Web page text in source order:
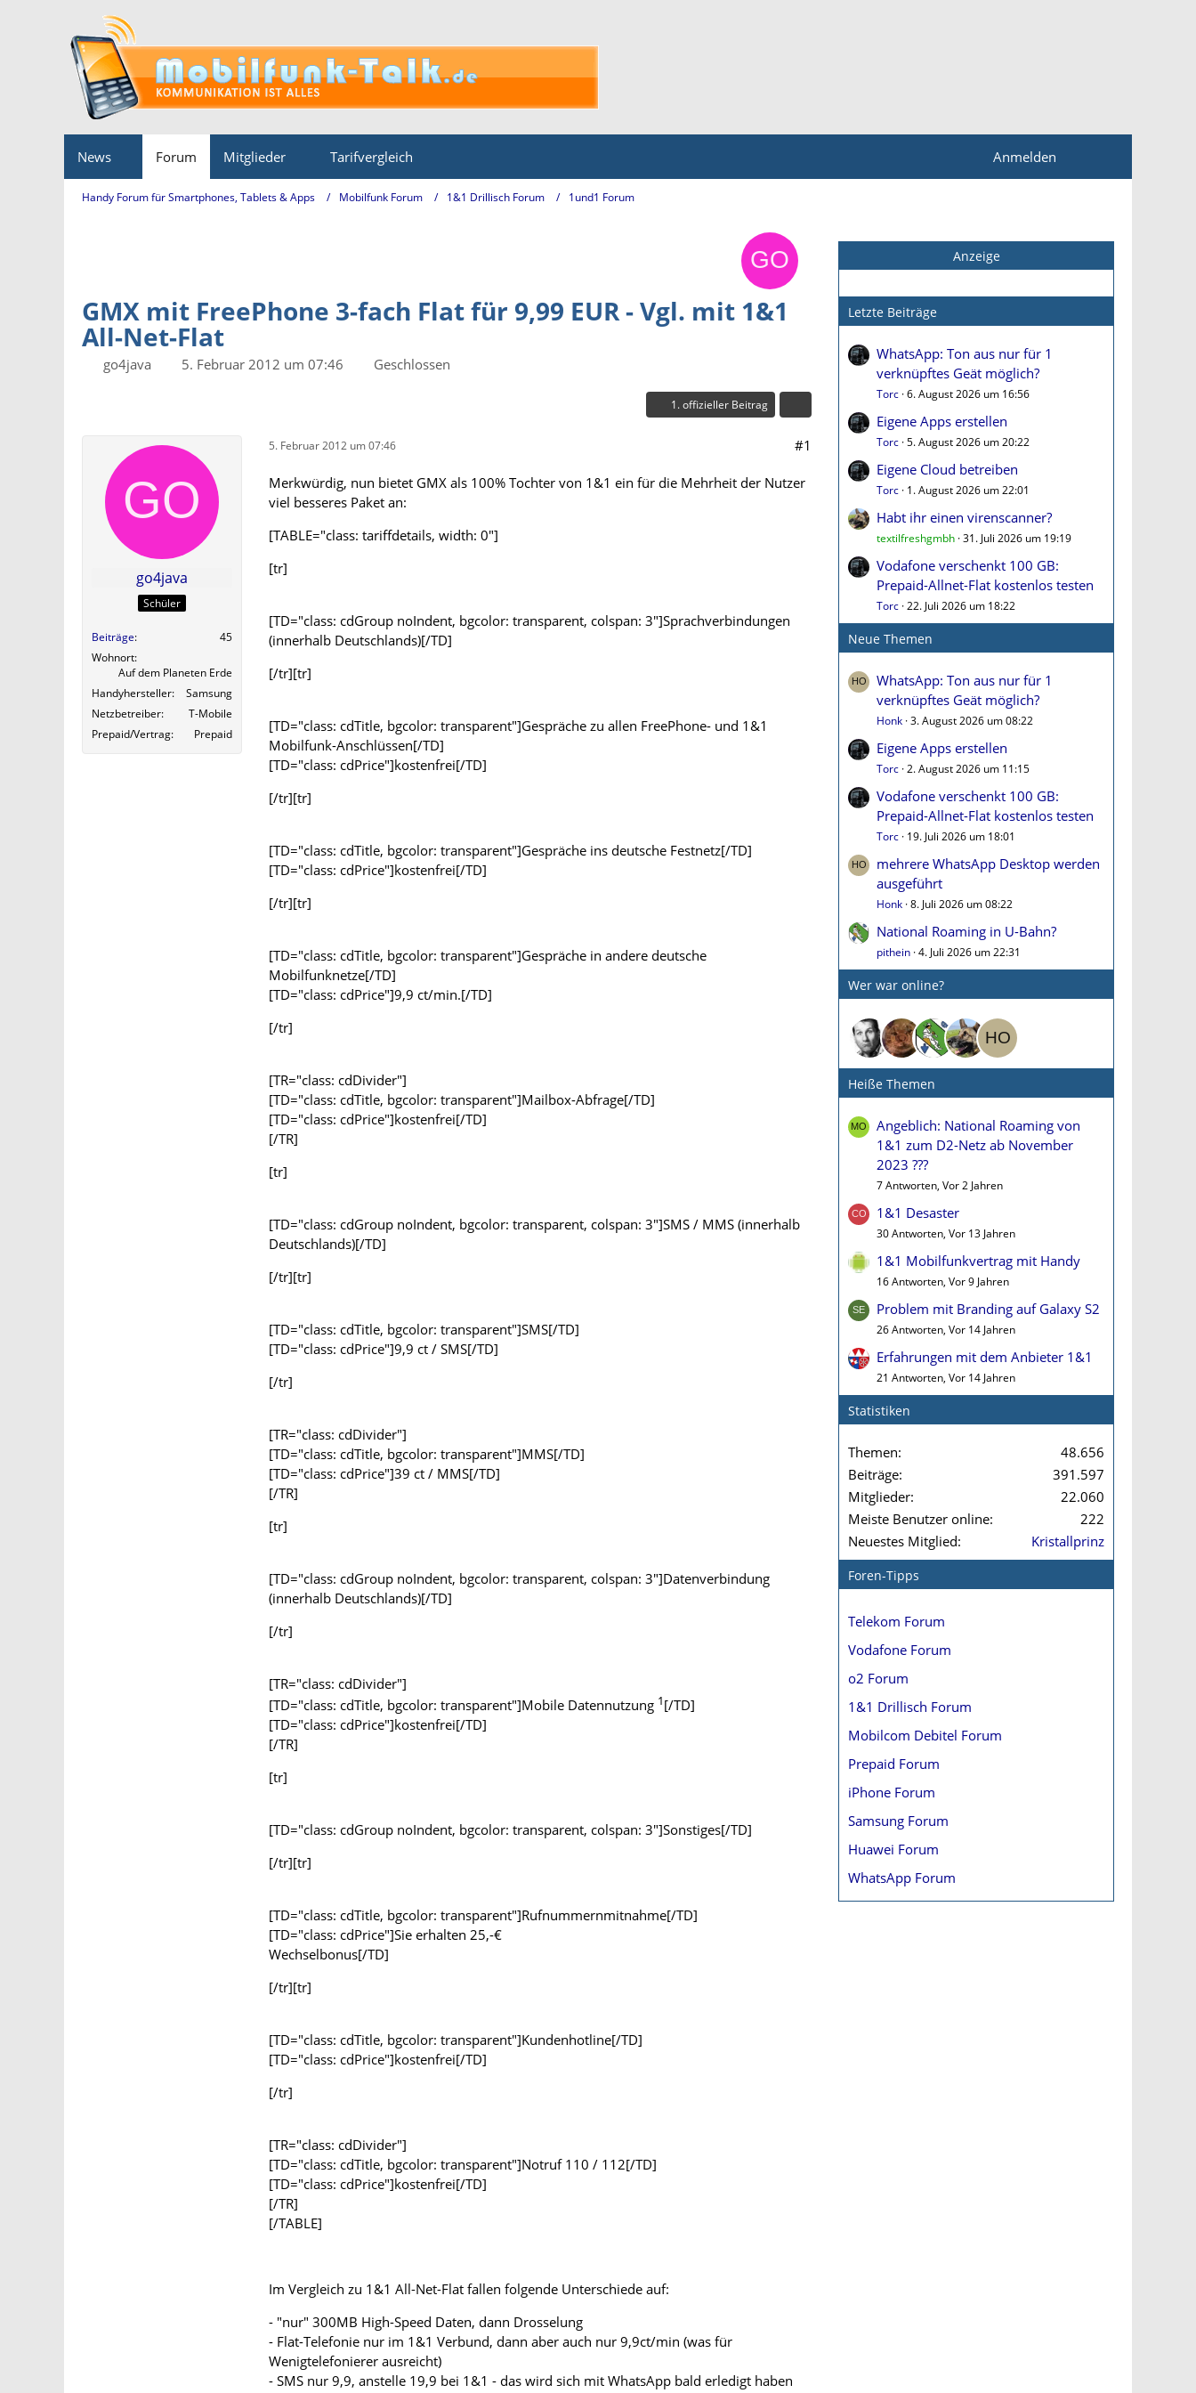
News Forum Mitglieder Tarifvergleich Anmelden
Handy Forum für Smartphones, Tablets & Apps Mobilfunk Forum 1&1 Drillisch Forum 1und1 Forum
GMX mit FreePhone 3-fach Flat für 9,99 EUR - Vgl. mit 1&1
All-Net-Flat
go4java 5. Februar 2012 um 07:46 Geschlossen
1. offizieller Beitrag
go4java
Schüler
Beiträge
45
Wohnort
Auf dem Planeten Erde
Handyhersteller
Samsung
Netzbetreiber
T-Mobile
Prepaid/Vertrag
Prepaid
5. Februar 2012 um 07:46 #1
Merkwürdig, nun bietet GMX als 100% Tochter von 1&1 ein für die Mehrheit der Nutzer
viel besseres Paket an:
[TABLE="class: tariffdetails, width: 0"]
[tr]
[TD="class: cdGroup noIndent, bgcolor: transparent, colspan: 3"]Sprachverbindungen
(innerhalb Deutschlands)[/TD]
[/tr][tr]
[TD="class: cdTitle, bgcolor: transparent"]Gespräche zu allen FreePhone- und 1&1
Mobilfunk-Anschlüssen[/TD]
[TD="class: cdPrice"]kostenfrei[/TD]
[/tr][tr]
[TD="class: cdTitle, bgcolor: transparent"]Gespräche ins deutsche Festnetz[/TD]
[TD="class: cdPrice"]kostenfrei[/TD]
[/tr][tr]
[TD="class: cdTitle, bgcolor: transparent"]Gespräche in andere deutsche
Mobilfunknetze[/TD]
[TD="class: cdPrice"]9,9 ct/min.[/TD]
[/tr]
[TR="class: cdDivider"]
[TD="class: cdTitle, bgcolor: transparent"]Mailbox-Abfrage[/TD]
[TD="class: cdPrice"]kostenfrei[/TD]
[/TR]
[tr]
[TD="class: cdGroup noIndent, bgcolor: transparent, colspan: 3"]SMS / MMS (innerhalb
Deutschlands)[/TD]
[/tr][tr]
[TD="class: cdTitle, bgcolor: transparent"]SMS[/TD]
[TD="class: cdPrice"]9,9 ct / SMS[/TD]
[/tr]
[TR="class: cdDivider"]
[TD="class: cdTitle, bgcolor: transparent"]MMS[/TD]
[TD="class: cdPrice"]39 ct / MMS[/TD]
[/TR]
[tr]
[TD="class: cdGroup noIndent, bgcolor: transparent, colspan: 3"]Datenverbindung
(innerhalb Deutschlands)[/TD]
[/tr]
[TR="class: cdDivider"]
[TD="class: cdTitle, bgcolor: transparent"]Mobile Datennutzung 1[/TD]
[TD="class: cdPrice"]kostenfrei[/TD]
[/TR]
[tr]
[TD="class: cdGroup noIndent, bgcolor: transparent, colspan: 3"]Sonstiges[/TD]
[/tr][tr]
[TD="class: cdTitle, bgcolor: transparent"]Rufnummernmitnahme[/TD]
[TD="class: cdPrice"]Sie erhalten 25,-€
Wechselbonus[/TD]
[/tr][tr]
[TD="class: cdTitle, bgcolor: transparent"]Kundenhotline[/TD]
[TD="class: cdPrice"]kostenfrei[/TD]
[/tr]
[TR="class: cdDivider"]
[TD="class: cdTitle, bgcolor: transparent"]Notruf 110 / 112[/TD]
[TD="class: cdPrice"]kostenfrei[/TD]
[/TR]
[/TABLE]
Im Vergleich zu 1&1 All-Net-Flat fallen folgende Unterschiede auf:
- "nur" 300MB High-Speed Daten, dann Drosselung
- Flat-Telefonie nur im 1&1 Verbund, dann aber auch nur 9,9ct/min (was für
Wenigtelefonierer ausreicht)
- SMS nur 9,9, anstelle 19,9 bei 1&1 - das wird sich mit WhatsApp bald erledigt haben
Anzeige
Letzte Beiträge
WhatsApp: Ton aus nur für 1
verknüpftes Geät möglich?
Torc 6. August 2026 um 16:56
Eigene Apps erstellen
Torc 5. August 2026 um 20:22
Eigene Cloud betreiben
Torc 1. August 2026 um 22:01
Habt ihr einen virenscanner?
textilfreshgmbh 31. Juli 2026 um 19:19
Vodafone verschenkt 100 GB:
Prepaid-Allnet-Flat kostenlos testen
Torc 22. Juli 2026 um 18:22
Neue Themen
WhatsApp: Ton aus nur für 1
verknüpftes Geät möglich?
Honk 3. August 2026 um 08:22
Eigene Apps erstellen
Torc 2. August 2026 um 11:15
Vodafone verschenkt 100 GB:
Prepaid-Allnet-Flat kostenlos testen
Torc 19. Juli 2026 um 18:01
mehrere WhatsApp Desktop werden
ausgeführt
Honk 8. Juli 2026 um 08:22
National Roaming in U-Bahn?
pithein 4. Juli 2026 um 22:31
Wer war online?
Heiße Themen
Angeblich: National Roaming von
1&1 zum D2-Netz ab November
2023 ???
7 Antworten, Vor 2 Jahren
1&1 Desaster
30 Antworten, Vor 13 Jahren
1&1 Mobilfunkvertrag mit Handy
16 Antworten, Vor 9 Jahren
Problem mit Branding auf Galaxy S2
26 Antworten, Vor 14 Jahren
Erfahrungen mit dem Anbieter 1&1
21 Antworten, Vor 14 Jahren
Statistiken
Themen
48.656
Beiträge
391.597
Mitglieder
22.060
Meiste Benutzer online
222
Neuestes Mitglied
Kristallprinz
Foren-Tipps
Telekom Forum
Vodafone Forum
o2 Forum
1&1 Drillisch Forum
Mobilcom Debitel Forum
Prepaid Forum
iPhone Forum
Samsung Forum
Huawei Forum
WhatsApp Forum